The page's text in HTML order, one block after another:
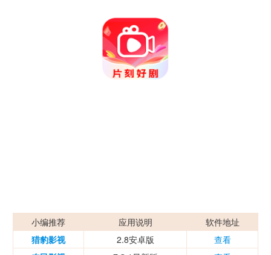
小编推荐 应用说明
软件地址
猎豹影视
2.8安卓版
查看